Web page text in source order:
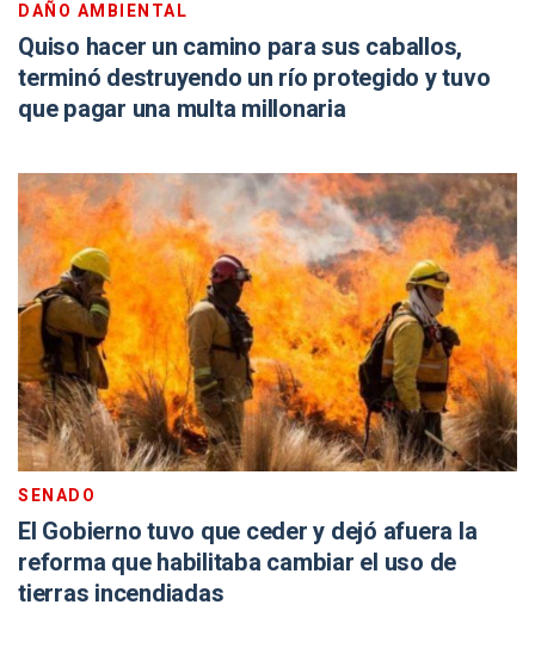
DAÑO AMBIENTAL
Quiso hacer un camino para sus caballos,
terminó destruyendo un río protegido y tuvo
que pagar una multa millonaria
SENADO
El Gobierno tuvo que ceder y dejó afuera la
reforma que habilitaba cambiar el uso de
tierras incendiadas